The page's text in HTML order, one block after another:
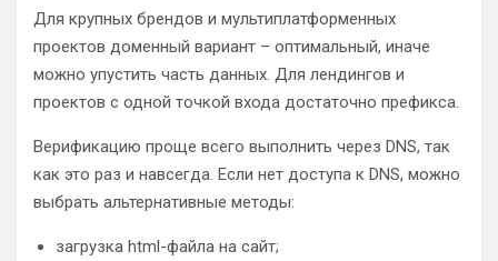
Для крупных брендов и мультиплатформенных
проектов доменный вариант – оптимальный, иначе
можно упустить часть данных. Для лендингов и
проектов с одной точкой входа достаточно префикса.
Верификацию проще всего выполнить через DNS, так
как это раз и навсегда. Если нет доступа к DNS, можно
выбрать альтернативные методы:
загрузка html-файла на сайт;